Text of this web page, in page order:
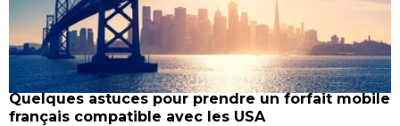
Quelques astuces pour prendre un forfait mobile
français compatible avec les USA